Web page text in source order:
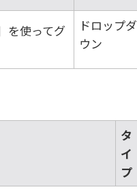
を使ってグ
ドロップダ
ウン
タ
イ
プ